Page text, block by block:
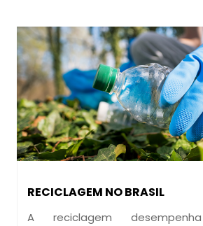
RECICLAGEM NO BRASIL
A reciclagem